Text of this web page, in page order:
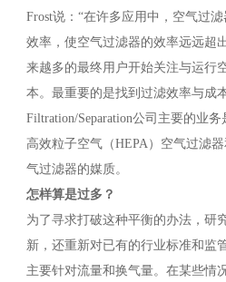
Frost说：“在许多应用中，空气过
效率，使空气过滤器的效率远远超
来越多的最终用户开始关注与运行
本。最重要的是找到过滤效率与成
Filtration/Separation公司主要的业
高效粒子空气（HEPA）空气过滤
气过滤器的媒质。
怎样算是过多？
为了寻求打破这种平衡的办法，研
新，还重新对已有的行业标准和监
主要针对流量和换气量。在某些情